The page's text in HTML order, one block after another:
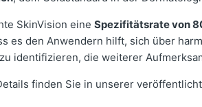
SkinVision eineSpezifitätsrate von
es den Anwendern hilft, sich über
identifizieren, die weiterer
finden Sie in unserer